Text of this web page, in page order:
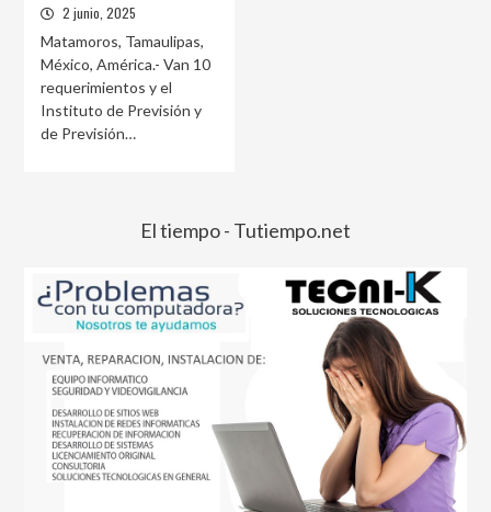
2 junio, 2025
Matamoros, Tamaulipas,
México, América.- Van 10
requerimientos y el
Instituto de Previsión y
de Previsión…
El tiempo - Tutiempo.net